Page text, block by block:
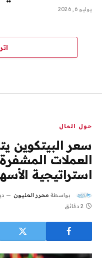
يوليو 6, 2026
حول المال
سعر البيتكوين
العملات
استراتيجية
بواسطة محرر المليون
2 دقائق